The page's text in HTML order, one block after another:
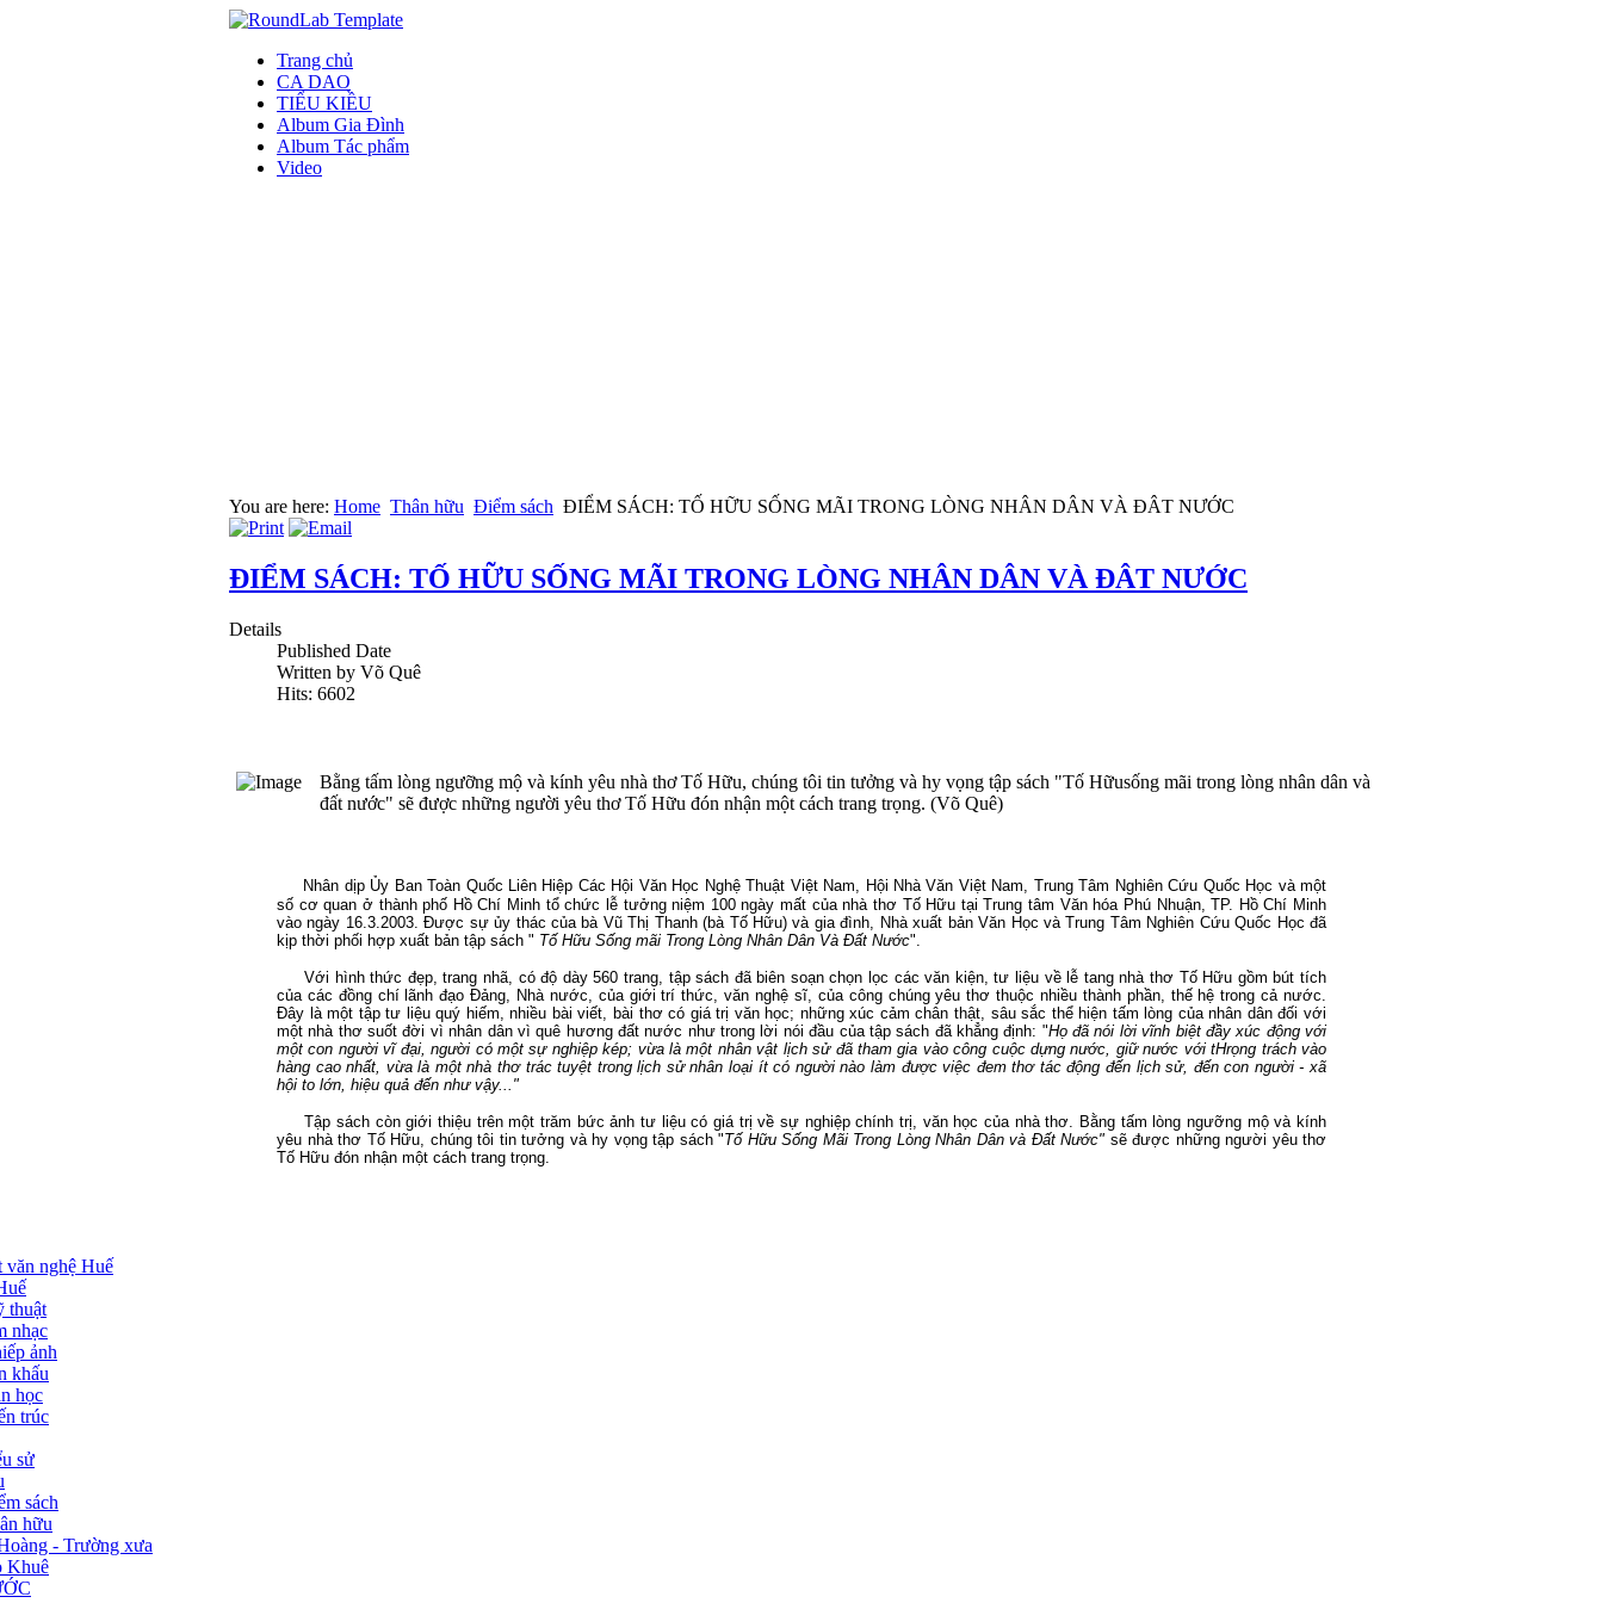
Trang chủ
CA DAO
TIỂU KIỀU
Album Gia Đình
Album Tác phẩm
Video
You are here: Home Thân hữu Điểm sách ĐIỂM SÁCH: TỐ HỮU SỐNG MÃI TRONG LÒNG NHÂN DÂN VÀ ĐÂT NƯỚC
ĐIỂM SÁCH: TỐ HỮU SỐNG MÃI TRONG LÒNG NHÂN DÂN VÀ ĐÂT NƯỚC
Details
Published Date
Written by Võ Quê
Hits: 6602
Bằng tấm lòng ngưỡng mộ và kính yêu nhà thơ Tố Hữu, chúng tôi tin tưởng và hy vọng tập sách "Tố Hữusống mãi trong lòng nhân dân và
đất nước" sẽ được những người yêu thơ Tố Hữu đón nhận một cách trang trọng. (Võ Quê)
Nhân dịp Ủy Ban Toàn Quốc Liên Hiệp Các Hội Văn Học Nghệ Thuật Việt Nam, Hội Nhà Văn Việt Nam, Trung Tâm Nghiên Cứu Quốc Học và một
số cơ quan ở thành phố Hồ Chí Minh tổ chức lễ tưởng niệm 100 ngày mất của nhà thơ Tố Hữu tại Trung tâm Văn hóa Phú Nhuận, TP. Hồ Chí Minh
vào ngày 16.3.2003. Được sự ủy thác của bà Vũ Thị Thanh (bà Tố Hữu) và gia đình, Nhà xuất bản Văn Học và Trung Tâm Nghiên Cứu Quốc Học đã
kịp thời phối hợp xuất bản tập sách " Tố Hữu Sống mãi Trong Lòng Nhân Dân Và Đất Nước".
Với hình thức đẹp, trang nhã, có độ dày 560 trang, tập sách đã biên soạn chọn lọc các văn kiện, tư liệu về lễ tang nhà thơ Tố Hữu gồm bút tích
của các đồng chí lãnh đạo Đảng, Nhà nước, của giới trí thức, văn nghệ sĩ, của công chúng yêu thơ thuộc nhiều thành phần, thế hệ trong cả nước.
Đây là một tập tư liệu quý hiếm, nhiều bài viết, bài thơ có giá trị văn học; những xúc cảm chân thật, sâu sắc thể hiện tấm lòng của nhân dân đối với
một nhà thơ suốt đời vì nhân dân vì quê hương đất nước như trong lời nói đầu của tập sách đã khẳng định: "Họ đã nói lời vĩnh biệt đầy xúc động với
một con người vĩ đại, người có một sự nghiệp kép; vừa là một nhân vật lịch sử đã tham gia vào công cuộc dựng nước, giữ nước với tHrọng trách vào
hàng cao nhất, vừa là một nhà thơ trác tuyệt trong lịch sử nhân loại ít có người nào làm được việc đem thơ tác động đến lịch sử, đến con người - xã
hội to lớn, hiệu quả đến như vậy..."
Tập sách còn giới thiệu trên một trăm bức ảnh tư liệu có giá trị về sự nghiệp chính trị, văn học của nhà thơ. Bằng tấm lòng ngưỡng mộ và kính
yêu nhà thơ Tố Hữu, chúng tôi tin tưởng và hy vọng tập sách "Tố Hữu Sống Mãi Trong Lòng Nhân Dân và Đất Nước" sẽ được những người yêu thơ
Tố Hữu đón nhận một cách trang trọng.
văn nghệ Huế
thuật
nhạc
ảnh
khấu
học
trúc
sử
sách
hữu
- Trường xưa
Khuê